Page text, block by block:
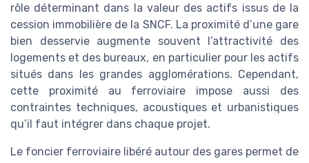
rôle déterminant dans la valeur des actifs issus de la
cession immobilière de la SNCF. La proximité d’une gare
bien desservie augmente souvent l’attractivité des
logements et des bureaux, en particulier pour les actifs
situés dans les grandes agglomérations. Cependant,
cette proximité au ferroviaire impose aussi des
contraintes techniques, acoustiques et urbanistiques
qu’il faut intégrer dans chaque projet.
Le foncier ferroviaire libéré autour des gares permet de